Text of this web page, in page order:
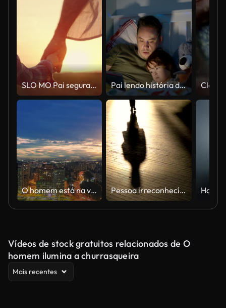
SLO MO Pai segura a mão de seu filho enquanto eles caminham através do campo ao pôr do sol Pai lendo história de ninar
O homem está na varanda do fundo da paisagem da cidade. hiperlapso Pessoa irreconhecível da silhueta que anda no movimento lento
Vídeos de stock gratuitos relacionados de O
homem ilumina a churrasqueira
Mais recentes